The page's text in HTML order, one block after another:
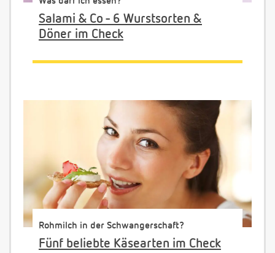
Salami & Co - 6 Wurstsorten &
Döner im Check
Rohmilch in der Schwangerschaft?
Fünf beliebte Käsearten im Check